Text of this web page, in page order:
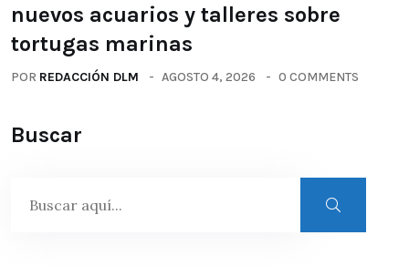
nuevos acuarios y talleres sobre
tortugas marinas
POR REDACCIÓN DLM AGOSTO 4, 2026 0 COMMENTS
Buscar